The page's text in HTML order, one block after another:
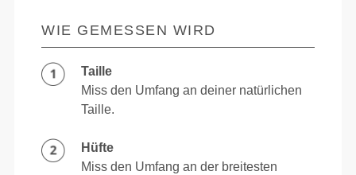
WIE GEMESSEN WIRD
Taille
Miss den Umfang an deiner natürlichen
Taille.
Hüfte
Miss den Umfang an der breitesten